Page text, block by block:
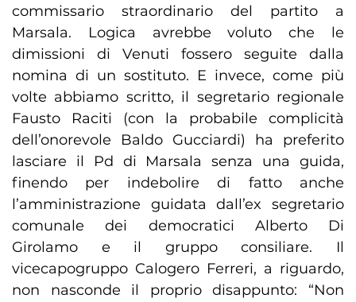
commissario straordinario del partito a
Marsala. Logica avrebbe voluto che le
dimissioni di Venuti fossero seguite dalla
nomina di un sostituto. E invece, come più
volte abbiamo scritto, il segretario regionale
Fausto Raciti (con la probabile complicità
dell’onorevole Baldo Gucciardi) ha preferito
lasciare il Pd di Marsala senza una guida,
finendo per indebolire di fatto anche
l’amministrazione guidata dall’ex segretario
comunale dei democratici Alberto Di
Girolamo e il gruppo consiliare. Il
vicecapogruppo Calogero Ferreri, a riguardo,
non nasconde il proprio disappunto: “Non